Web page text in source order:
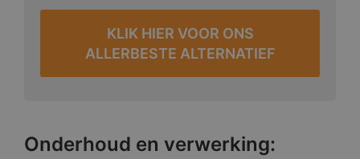
KLIK HIER VOOR ONS
ALLERBESTE ALTERNATIEF
Onderhoud en verwerking: